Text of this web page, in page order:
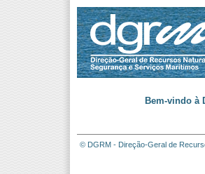
Bem-vindo à
© DGRM - Direção-Geral de